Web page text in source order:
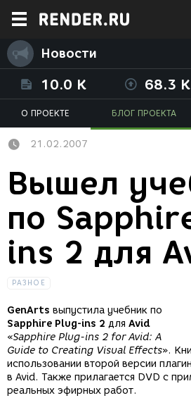
Новости
10.0 K 68.3 K
О ПРОЕКТЕ БЛОГ ПРОЕКТА
21.02.2007
Вышел
по
ins 2 для
РАЗНОЕ
GenArts выпустила учебник по
Sapphire Plug-ins 2 для Avid
«Sapphire Plug-ins 2 for Avid: A
Guide to Creating Visual Effects».
использовании второй версии
в Avid. Также прилагается DVD с
реальных эфирных работ.